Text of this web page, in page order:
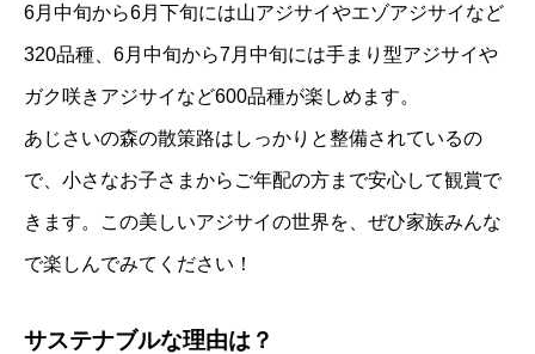
6月中旬から6月下旬には山アジサイやエゾアジサイなど
320品種、6月中旬から7月中旬には手まり型アジサイや
ガク咲きアジサイなど600品種が楽しめます。
あじさいの森の散策路はしっかりと整備されているの
で、小さなお子さまからご年配の方まで安心して観賞で
きます。この美しいアジサイの世界を、ぜひ家族みんな
で楽しんでみてください！
サステナブルな理由は？